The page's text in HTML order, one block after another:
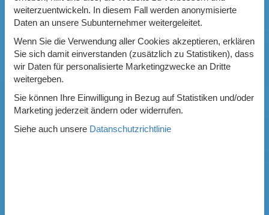
weiterzuentwickeln. In diesem Fall werden anonymisierte
Daten an unsere Subunternehmer weitergeleitet.
Wenn Sie die Verwendung aller Cookies akzeptieren, erklären
Sie sich damit einverstanden (zusätzlich zu Statistiken), dass
wir Daten für personalisierte Marketingzwecke an Dritte
weitergeben.
Sie können Ihre Einwilligung in Bezug auf Statistiken und/oder
Marketing jederzeit ändern oder widerrufen.
Siehe auch unsere Datanschutzrichtlinie